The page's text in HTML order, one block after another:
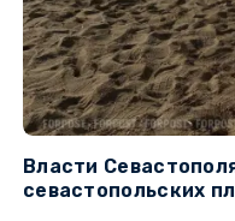
Власти
севастопольских